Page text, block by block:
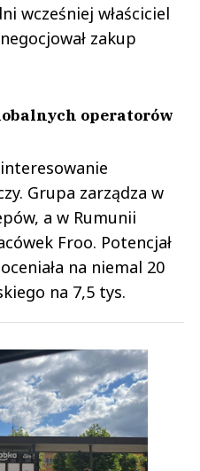
wcześniej właściciel
zakup
operatorów
Grupa zarządza w
a w Rumunii
Froo. Potencjał
na niemal 20
na 7,5 tys.